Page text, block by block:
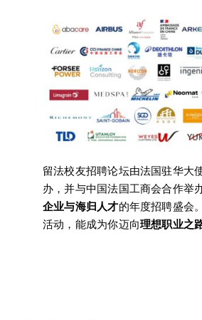
留法校友招聘论坛由法国驻华大
办，并与中国法国工商会合作举
企业与海归人才的年度招聘盛会
活动，能成为你迈向理想职业之